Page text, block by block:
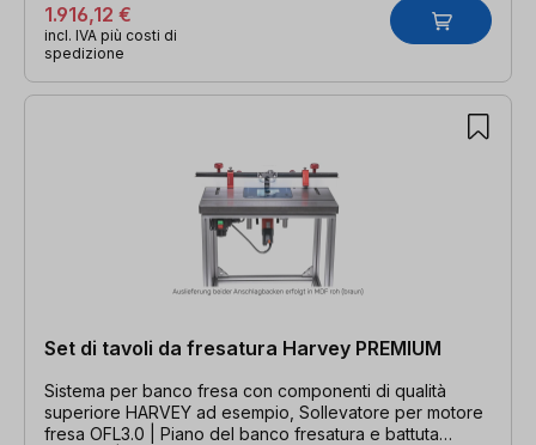
1.916,12 €
incl. IVA più costi di
spedizione
Set di tavoli da fresatura Harvey PREMIUM
Sistema per banco fresa con componenti di qualità
superiore HARVEY ad esempio, Sollevatore per motore
fresa OFL3.0 | Piano del banco fresatura e battuta